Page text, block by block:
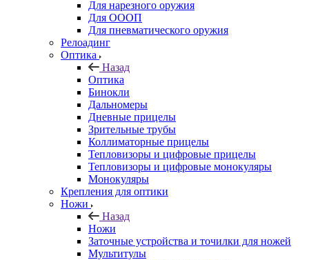
Для нарезного оружия
Для ОООП
Для пневматического оружия
Релоадинг
Оптика
Назад
Оптика
Бинокли
Дальномеры
Дневные прицелы
Зрительные трубы
Коллиматорные прицелы
Тепловизоры и цифровые прицелы
Тепловизоры и цифровые монокуляры
Монокуляры
Крепления для оптики
Ножи
Назад
Ножи
Заточные устройства и точилки для ножей
Мультитулы